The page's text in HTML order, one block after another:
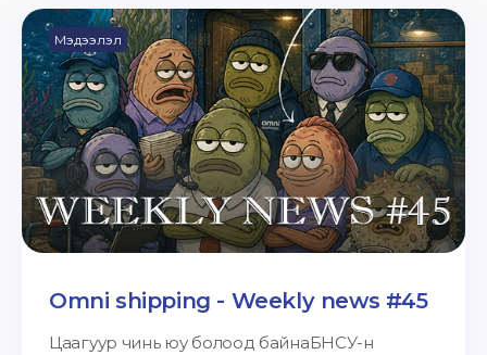
Мэдээлэл
Omni shipping - Weekly news #45
Цаагуур чинь юу болоод байнаБНСУ-н